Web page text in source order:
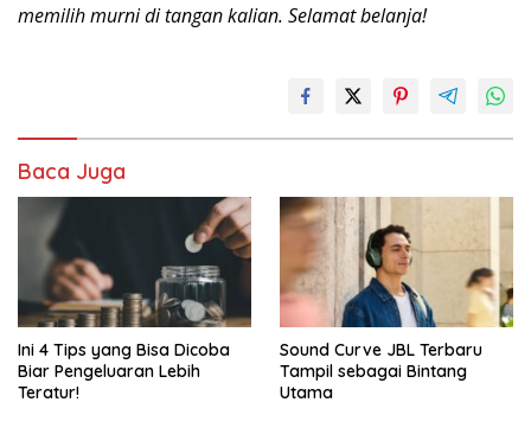
memilih murni di tangan kalian. Selamat belanja!
Baca Juga
Ini 4 Tips yang Bisa Dicoba
Biar Pengeluaran Lebih
Teratur!
Sound Curve JBL Terbaru
Tampil sebagai Bintang
Utama